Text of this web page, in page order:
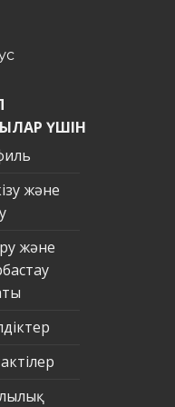
ҮШІН
және
және